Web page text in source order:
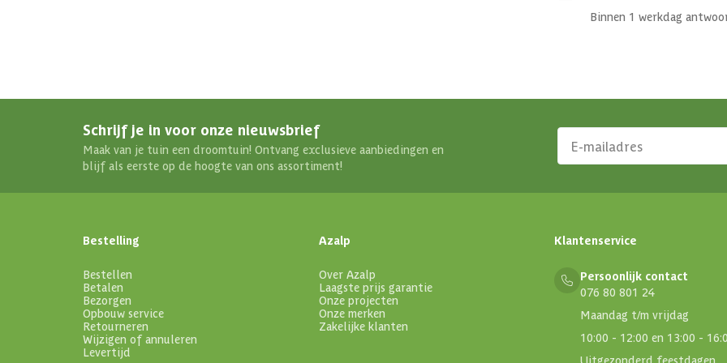
Binnen 1 werkdag
Schrijf je in voor onze nieuwsbrief
Maak van je tuin een droomtuin! Ontvang exclusieve aanbiedingen en
blijf als eerste op de hoogte van ons assortiment!
Bestelling
Bestellen
Betalen
Bezorgen
Opbouw service
Retourneren
Wijzigen of annuleren
Levertijd
Azalp
Over Azalp
Laagste prijs garantie
Onze projecten
Onze merken
Zakelijke klanten
Klantenservice
Persoonlijk contact
076 80 801 24
Maandag t/m vrijdag
10:00 - 12:00 en 13:00 -
Uitgezonderd feestdagen